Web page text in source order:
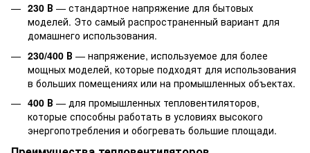
230 В — стандартное напряжение для бытовых
моделей. Это самый распространенный вариант для
домашнего использования.
230/400 В — напряжение, используемое для более
мощных моделей, которые подходят для использования
в больших помещениях или на промышленных объектах.
400 В — для промышленных тепловентиляторов,
которые способны работать в условиях высокого
энергопотребления и обогревать большие площади.